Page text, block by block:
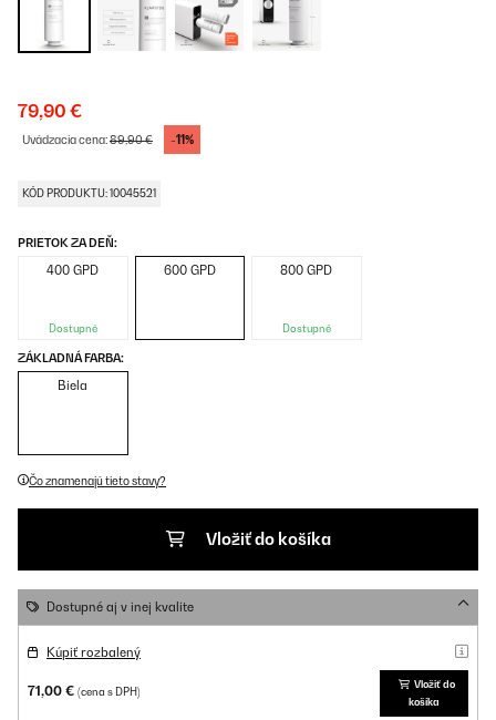
79,90 €
Uvádzacia cena:89,90 € -11%
KÓD PRODUKTU: 10045521
PRIETOK ZA DEŇ:
400 GPD
Dostupné
600 GPD 800 GPD
Dostupné
ZÁKLADNÁ FARBA:
Biela
Čo znamenajú tieto stavy?
Vložiť do košíka
Dostupné aj v inej kvalite
Kúpiť rozbalený
71,00 € (cena s DPH)
Vložiť do
košíka